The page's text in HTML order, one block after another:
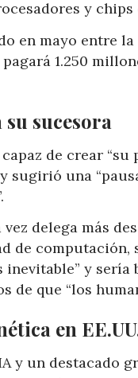
y chips
en mayo entre
1.250
sucesora
de crear
sugirió una
delega más
de
inevitable” y
de que “los
en
y un destacado